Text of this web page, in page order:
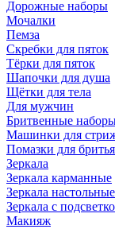
Дорожные наборы
Мочалки
Пемза
Скребки для пяток
Тёрки для пяток
Шапочки для душа
Щётки для тела
Для мужчин
Бритвенные
Машинки для
Помазки для бритья
Зеркала
Зеркала карманные
Зеркала настольные
Зеркала с
Макияж